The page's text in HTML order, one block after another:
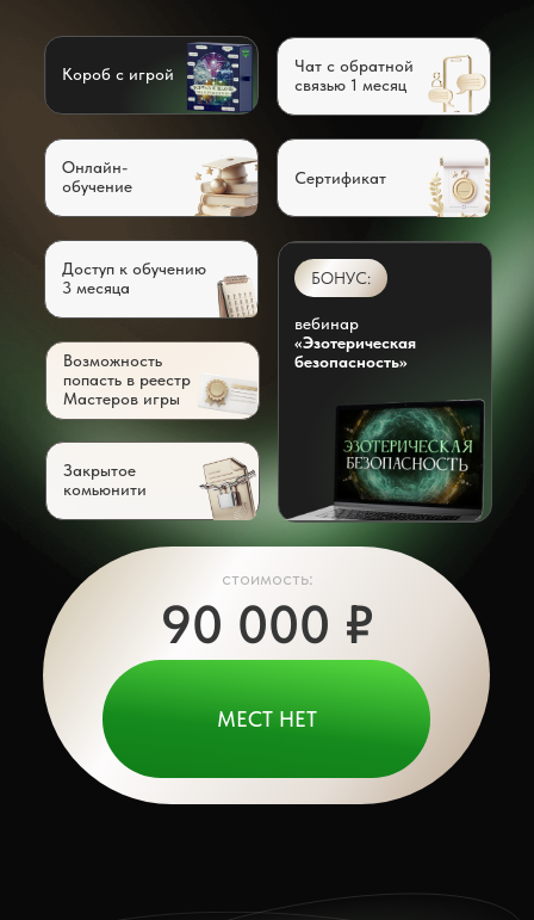
Короб с игрой
вебинар
«Эзотерическая
безопасность»
Онлайн-
обучение
БОНУС:
Доступ к обучению
3 месяца
Чат с обратной
связью 1 месяц
Возможность
попасть в реестр
Мастеров игры
Сертификат
Закрытое
комьюнити
МЕСТ НЕТ
90 000 ₽
стоимость: